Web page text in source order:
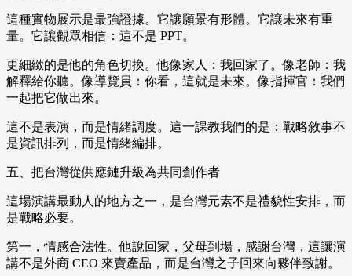
這種實物展示是最強證據。它讓願景有形體。它讓未來有重
量。它讓觀眾相信：這不是 PPT。
更細緻的是他的角色切換。他像家人：我回家了。像老師：我
解釋給你聽。像導覽員：你看，這就是未來。像指揮官：我們
一起把它做出來。
這不是表演，而是情緒調度。這一課教我們的是：戰略敘事不
是資訊排列，而是情緒編排。
五、把台灣從供應鏈升級為共同創作者
這場演講最動人的地方之一，是台灣元素不是禮貌性安排，而
是戰略必要。
第一，情感合法性。他說回家，父母到場，感謝台灣，這讓演
講不是外商 CEO 來賣產品，而是台灣之子回來向夥伴致謝。